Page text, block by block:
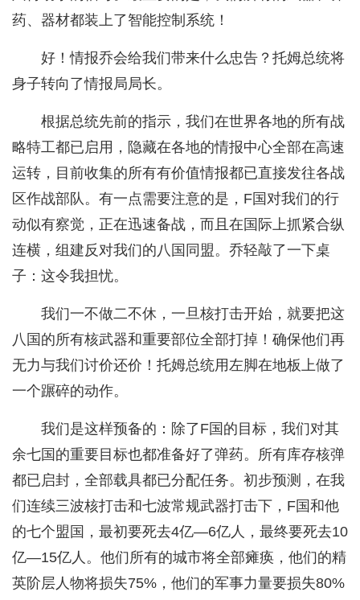
药、器材都装上了智能控制系统！
好！情报乔会给我们带来什么忠告？托姆总统将
身子转向了情报局局长。
根据总统先前的指示，我们在世界各地的所有战
略特工都已启用，隐藏在各地的情报中心全部在高速
运转，目前收集的所有有价值情报都已直接发往各战
区作战部队。有一点需要注意的是，F国对我们的行
动似有察觉，正在迅速备战，而且在国际上抓紧合纵
连横，组建反对我们的八国同盟。乔轻敲了一下桌
子：这令我担忧。
我们一不做二不休，一旦核打击开始，就要把这
八国的所有核武器和重要部位全部打掉！确保他们再
无力与我们讨价还价！托姆总统用左脚在地板上做了
一个蹍碎的动作。
我们是这样预备的：除了F国的目标，我们对其
余七国的重要目标也都准备好了弹药。所有库存核弹
都已启封，全部载具都已分配任务。初步预测，在我
们连续三波核打击和七波常规武器打击下，F国和他
的七个盟国，最初要死去4亿—6亿人，最终要死去10
亿—15亿人。他们所有的城市将全部瘫痪，他们的精
英阶层人物将损失75%，他们的军事力量要损失80%